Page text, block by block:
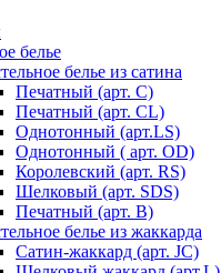
белье
белье из сатина
Печатный (арт. С)
Печатный (арт. СL)
Однотонный (арт.LS)
Однотонный ( арт. OD)
Королевский (арт. RS)
Шелковый (арт. SDS)
Печатный (арт. В)
белье из жаккарда
Сатин-жаккард (арт. JC)